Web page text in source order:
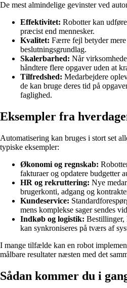
De mest almindelige gevinster ved
Effektivitet: Robotter kan
præcist end mennesker.
Kvalitet: Færre fejl betyder
beslutningsgrundlag.
Skalerbarhed: Når
håndtere flere opgaver uden at
Tilfredshed: Medarbejdere
de kan bruge deres tid på
faglighed.
Eksempler fra
Automatisering kan bruges i stort set
typiske eksempler:
Økonomi og regnskab:
fakturaer og opdatere budgetter
HR og rekruttering: Nye
brugerkonti, adgang og
Kundeservice:
mens komplekse sager sendes
Indkøb og logistik: Bestillinger,
kan synkroniseres på tværs af
I mange tilfælde kan en robot
målbare resultater næsten med det
Sådan kommer du i